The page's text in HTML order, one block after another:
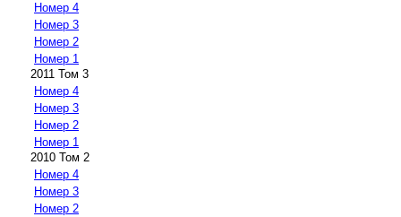
Номер 4
Номер 3
Номер 2
Номер 1
2011 Том 3
Номер 4
Номер 3
Номер 2
Номер 1
2010 Том 2
Номер 4
Номер 3
Номер 2